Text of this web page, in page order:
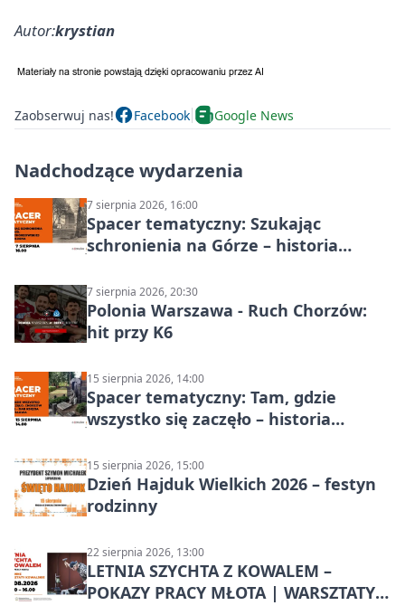
Autor:krystian
Zaobserwuj nas! Facebook Google News
Nadchodzące wydarzenia
7 sierpnia 2026, 16:00
Spacer tematyczny: Szukając
schronienia na Górze – historia
7 sierpnia 2026, 20:30
Polonia Warszawa - Ruch Chorzów:
hit przy K6
15 sierpnia 2026, 14:00
Spacer tematyczny: Tam, gdzie
wszystko się zaczęło – historia
15 sierpnia 2026, 15:00
Dzień Hajduk Wielkich 2026 – festyn
rodzinny
22 sierpnia 2026, 13:00
LETNIA SZYCHTA Z KOWALEM –
POKAZY PRACY MŁOTA | WARSZTATY